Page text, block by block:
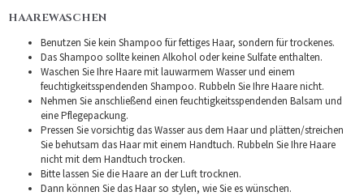
HAAREWASCHEN
Benutzen Sie kein Shampoo für fettiges Haar, sondern für trockenes.
Das Shampoo sollte keinen Alkohol oder keine Sulfate enthalten.
Waschen Sie Ihre Haare mit lauwarmem Wasser und einem
feuchtigkeitsspendenden Shampoo. Rubbeln Sie Ihre Haare nicht.
Nehmen Sie anschließend einen feuchtigkeitsspendenden Balsam und
eine Pflegepackung.
Pressen Sie vorsichtig das Wasser aus dem Haar und plätten/streichen
Sie behutsam das Haar mit einem Handtuch. Rubbeln Sie Ihre Haare
nicht mit dem Handtuch trocken.
Bitte lassen Sie die Haare an der Luft trocknen.
Dann können Sie das Haar so stylen, wie Sie es wünschen.